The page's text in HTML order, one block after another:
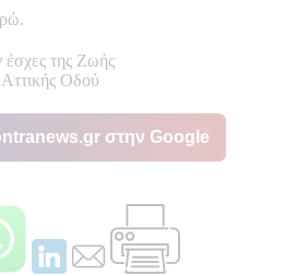
της Ζωής
Οδού
στην Google